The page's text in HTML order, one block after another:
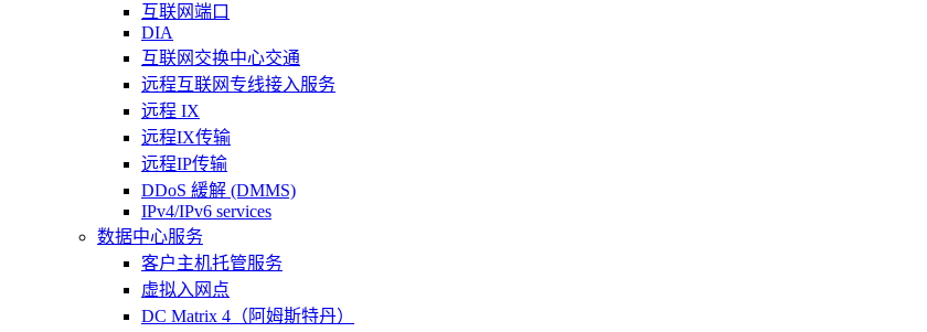
互联网端口
DIA
互联网交换中心交通
远程互联网专线接入服务
远程 IX
远程IX传输
远程IP传输
DDoS 緩解 (DMMS)
IPv4/IPv6 services
数据中心服务
客户主机托管服务
虚拟入网点
DC Matrix 4（阿姆斯特丹）